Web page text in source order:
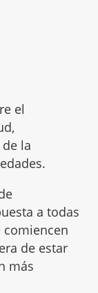
el
la
a todas
comiencen
de estar
más